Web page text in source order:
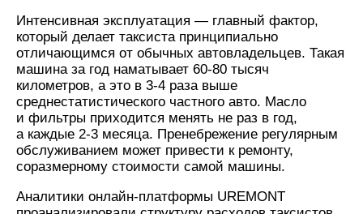
Интенсивная эксплуатация — главный фактор,
который делает таксиста принципиально
отличающимся от обычных автовладельцев. Такая
машина за год наматывает 60-80 тысяч
километров, а это в 3-4 раза выше
среднестатистического частного авто. Масло
и фильтры приходится менять не раз в год,
а каждые 2-3 месяца. Пренебрежение регулярным
обслуживанием может привести к ремонту,
соразмерному стоимости самой машины.
Аналитики онлайн-платформы UREMONT